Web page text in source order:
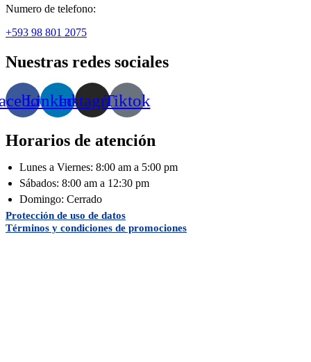
Numero de telefono:
+593 98 801 2075
Nuestras redes sociales
LinkedinInstagramTiktok
Horarios de atención
Lunes a Viernes: 8:00 am a 5:00 pm
Sábados: 8:00 am a 12:30 pm
Domingo: Cerrado
Protección de uso de datos
Términos y condiciones de promociones